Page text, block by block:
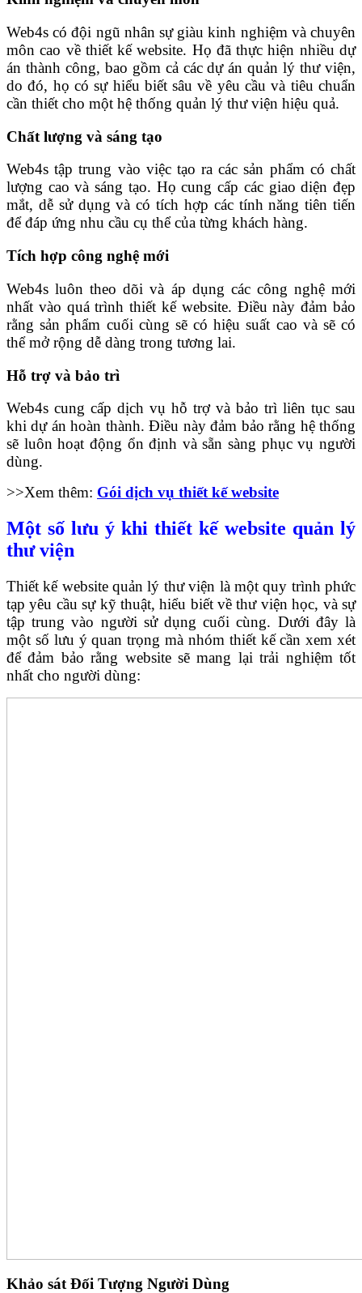
Web4s có đội ngũ nhân sự giàu kinh nghiệm và chuyên
môn cao về thiết kế website. Họ đã thực hiện nhiều dự
án thành công, bao gồm cả các dự án quản lý thư viện,
do đó, họ có sự hiểu biết sâu về yêu cầu và tiêu chuẩn
cần thiết cho một hệ thống quản lý thư viện hiệu quả.
Chất lượng và sáng tạo
Web4s tập trung vào việc tạo ra các sản phẩm có chất
lượng cao và sáng tạo. Họ cung cấp các giao diện đẹp
mắt, dễ sử dụng và có tích hợp các tính năng tiên tiến
để đáp ứng nhu cầu cụ thể của từng khách hàng.
Tích hợp công nghệ mới
Web4s luôn theo dõi và áp dụng các công nghệ mới
nhất vào quá trình thiết kế website. Điều này đảm bảo
rằng sản phẩm cuối cùng sẽ có hiệu suất cao và sẽ có
thể mở rộng dễ dàng trong tương lai.
Hỗ trợ và bảo trì
Web4s cung cấp dịch vụ hỗ trợ và bảo trì liên tục sau
khi dự án hoàn thành. Điều này đảm bảo rằng hệ thống
sẽ luôn hoạt động ổn định và sẵn sàng phục vụ người
dùng.
>>Xem thêm: Gói dịch vụ thiết kế website
Một số lưu ý khi thiết kế website quản lý
thư viện
Thiết kế website quản lý thư viện là một quy trình phức
tạp yêu cầu sự kỹ thuật, hiểu biết về thư viện học, và sự
tập trung vào người sử dụng cuối cùng. Dưới đây là
một số lưu ý quan trọng mà nhóm thiết kế cần xem xét
để đảm bảo rằng website sẽ mang lại trải nghiệm tốt
nhất cho người dùng:
Khảo sát Đối Tượng Người Dùng